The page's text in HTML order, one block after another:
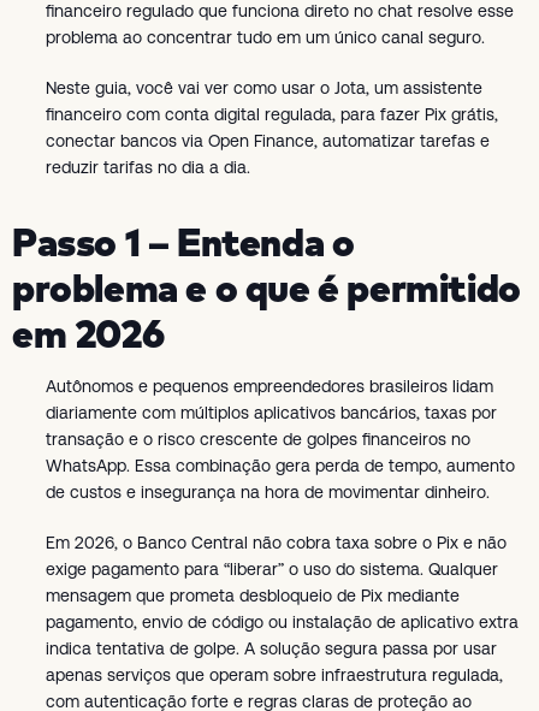
financeiro regulado que funciona direto no chat resolve esse
problema ao concentrar tudo em um único canal seguro.
Neste guia, você vai ver como usar o Jota, um assistente
financeiro com conta digital regulada, para fazer Pix grátis,
conectar bancos via Open Finance, automatizar tarefas e
reduzir tarifas no dia a dia.
Passo 1 – Entenda o
problema e o que é permitido
em 2026
Autônomos e pequenos empreendedores brasileiros lidam
diariamente com múltiplos aplicativos bancários, taxas por
transação e o risco crescente de golpes financeiros no
WhatsApp. Essa combinação gera perda de tempo, aumento
de custos e insegurança na hora de movimentar dinheiro.
Em 2026, o Banco Central não cobra taxa sobre o Pix e não
exige pagamento para “liberar” o uso do sistema. Qualquer
mensagem que prometa desbloqueio de Pix mediante
pagamento, envio de código ou instalação de aplicativo extra
indica tentativa de golpe. A solução segura passa por usar
apenas serviços que operam sobre infraestrutura regulada,
com autenticação forte e regras claras de proteção ao